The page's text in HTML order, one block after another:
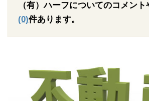
（有）ハーフについてのコメン
(0)件あります。